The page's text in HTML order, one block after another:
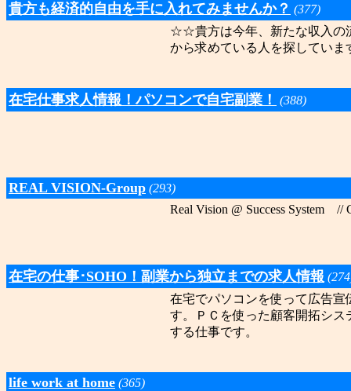
貴方も経済的自由を手に入れてみませんか？ (377)
☆☆貴方は今年、新たな収入の
から求めている人を探して
在宅仕事求人情報！パソコンで自宅副業！ (388)
REAL VISION-Group (293)
Real Vision @ Success
在宅の仕事･SOHO！副業から独立までの求人情報
在宅でパソコンを使って広告
す。ＰＣを使った顧客開拓シ
する仕事です。
life work at home (365)